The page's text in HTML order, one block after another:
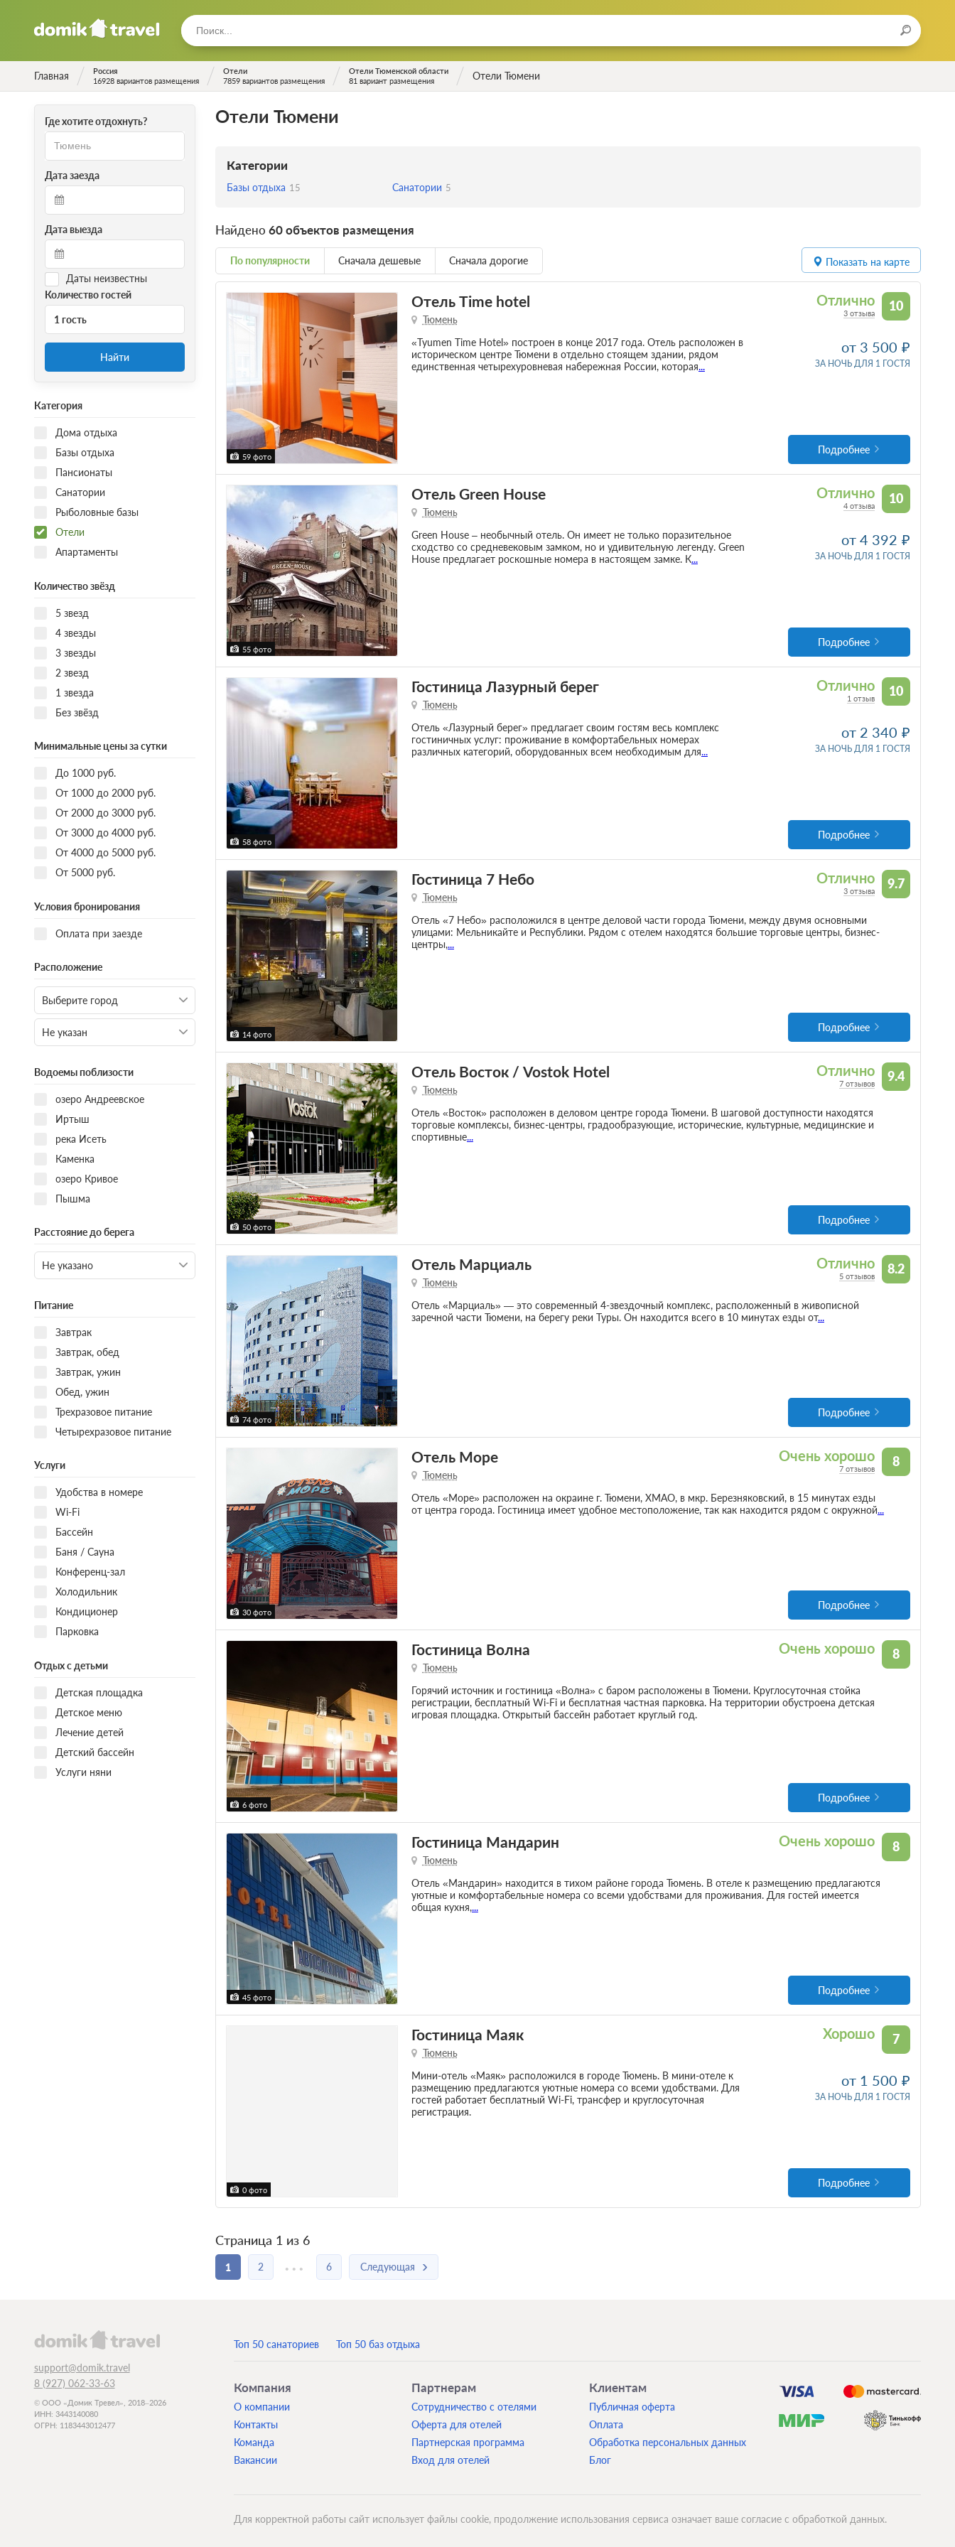
Главная
Россия
16928 вариантов размещения
Отели
7859 вариантов размещения
Отели Тюменской области
81 вариант размещения
Отели Тюмени
Где хотите отдохнуть?
Дата заезда
Дата выезда
Даты неизвестны
Количество гостей
1 гость
Найти
Категория
Дома отдыха
Базы отдыха
Пансионаты
Санатории
Рыболовные базы
Отели
Апартаменты
Количество звёзд
5 звезд
4 звезды
3 звезды
2 звезд
1 звезда
Без звёзд
Минимальные цены за сутки
До 1000 руб.
От 1000 до 2000 руб.
От 2000 до 3000 руб.
От 3000 до 4000 руб.
От 4000 до 5000 руб.
От 5000 руб.
Условия бронирования
Оплата при заезде
Расположение
Водоемы поблизости
озеро Андреевское
Иртыш
река Исеть
Каменка
озеро Кривое
Пышма
Расстояние до берега
Питание
Завтрак
Завтрак, обед
Завтрак, ужин
Обед, ужин
Трехразовое питание
Четырехразовое питание
Услуги
Удобства в номере
Wi-Fi
Бассейн
Баня / Сауна
Конференц-зал
Холодильник
Кондиционер
Парковка
Отдых с детьми
Детская площадка
Детское меню
Лечение детей
Детский бассейн
Услуги няни
Отели Тюмени
Категории
Базы отдыха 15 Санатории 5
Найдено 60 объектов размещения
По популярности Сначала дешевые Сначала дорогие Показать на карте
59 фото
10
Отлично
3 отзыва
Отель Time hotel
Тюмень
«Tyumen Time Hotel» построен в конце 2017 года. Отель расположен в
историческом центре Тюмени в отдельно стоящем здании, рядом
единственная четырехуровневая набережная России, которая...
от 3 500
ЗА НОЧЬ ДЛЯ 1 ГОСТЯ
Подробнее
55 фото
10
Отлично
4 отзыва
Отель Green House
Тюмень
Green House – необычный отель. Он имеет не только поразительное
сходство со средневековым замком, но и удивительную легенду. Green
House предлагает роскошные номера в настоящем замке. К...
от 4 392
ЗА НОЧЬ ДЛЯ 1 ГОСТЯ
Подробнее
58 фото
10
Отлично
1 отзыв
Гостиница Лазурный берег
Тюмень
Отель «Лазурный берег» предлагает своим гостям весь комплекс
гостиничных услуг: проживание в комфортабельных номерах
различных категорий, оборудованных всем необходимым для...
от 2 340
ЗА НОЧЬ ДЛЯ 1 ГОСТЯ
Подробнее
14 фото
9.7
Отлично
3 отзыва
Гостиница 7 Небо
Тюмень
Отель «7 Небо» расположился в центре деловой части города Тюмени, между двумя основными
улицами: Мельникайте и Республики. Рядом с отелем находятся большие торговые центры, бизнес-
центры,...
Подробнее
50 фото
9.4
Отлично
7 отзывов
Отель Восток / Vostok Hotel
Тюмень
Отель «Восток» расположен в деловом центре города Тюмени. В шаговой доступности находятся
торговые комплексы, бизнес-центры, градообразующие, исторические, культурные, медицинские и
спортивные...
Подробнее
74 фото
8.2
Отлично
5 отзывов
Отель Марциаль
Тюмень
Отель «Марциаль» — это современный 4-звездочный комплекс, расположенный в живописной
заречной части Тюмени, на берегу реки Туры. Он находится всего в 10 минутах езды от...
Подробнее
30 фото
8
Очень хорошо
7 отзывов
Отель Море
Тюмень
Отель «Море» расположен на окраине г. Тюмени, ХМАО, в мкр. Березняковский, в 15 минутах езды
от центра города. Гостиница имеет удобное местоположение, так как находится рядом с окружной...
Подробнее
6 фото
8
Очень хорошо
Гостиница Волна
Тюмень
Горячий источник и гостиница «Волна» с баром расположены в Тюмени. Круглосуточная стойка
регистрации, бесплатный Wi-Fi и бесплатная частная парковка. На территории обустроена детская
игровая площадка. Открытый бассейн работает круглый год.
Подробнее
45 фото
8
Очень хорошо
Гостиница Мандарин
Тюмень
Отель «Мандарин» находится в тихом районе города Тюмень. В отеле к размещению предлагаются
уютные и комфортабельные номера со всеми удобствами для проживания. Для гостей имеется
общая кухня,...
Подробнее
0 фото
7
Хорошо
Гостиница Маяк
Тюмень
Мини-отель «Маяк» расположился в городе Тюмень. В мини-отеле к
размещению предлагаются уютные номера со всеми удобствами. Для
гостей работает бесплатный Wi-Fi, трансфер и круглосуточная
регистрация.
от 1 500
ЗА НОЧЬ ДЛЯ 1 ГОСТЯ
Подробнее
Страница 1 из 6
1 2 ... 6 Следующая
support@domik.travel
8 (927) 062-33-63
© ООО «Домик Тревел», 2018–2026
ИНН: 3443140080
ОГРН: 1183443012477
Топ 50 санаториев Топ 50 баз отдыха
Компания
О компании
Контакты
Команда
Вакансии
Партнерам
Сотрудничество с отелями
Оферта для отелей
Партнерская программа
Вход для отелей
Клиентам
Публичная оферта
Оплата
Обработка персональных данных
Блог
Для корректной работы сайт использует файлы cookie, продолжение использования сервиса означает ваше согласие с обработкой данных.